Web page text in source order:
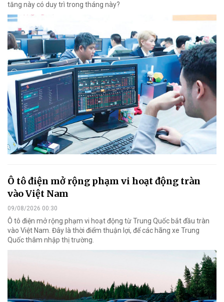
tăng này có duy trì trong tháng này?
Ô tô điện mở rộng phạm vi hoạt động tràn
vào Việt Nam
09/08/2026 00:30
Ô tô điện mở rộng phạm vi hoạt động từ Trung Quốc bắt đầu tràn
vào Việt Nam. Đây là thời điểm thuận lợi, để các hãng xe Trung
Quốc thâm nhập thị trường.